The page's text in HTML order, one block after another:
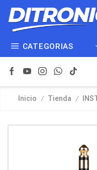
CATEGORIAS
Inicio / Tienda /